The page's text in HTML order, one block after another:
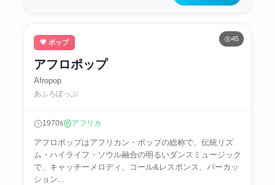
45
💖 ポップ
アフロポップ
Afropop
あふろぽっぷ
1970s アフリカ
アフロポップはアフリカン・ポップの総称で、伝統リズ
ム・ハイライフ・ソウル融合の明るいダンスミュージック
で、キャッチーメロディ、コール&レスポンス、パーカッ
ション...